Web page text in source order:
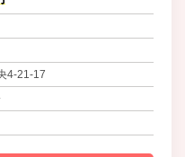
を大切にしています。住み慣
ていけるように。 一人ひとり
をお待ちしています。
4-21-17